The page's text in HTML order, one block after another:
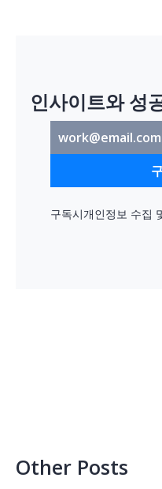
인사이트와 성
구독시개인정보 수집
Other Posts